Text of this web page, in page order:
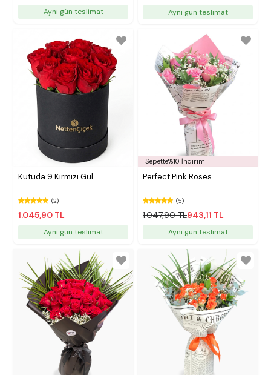
Aynı gün teslimat Aynı gün teslimat
Kutuda 9 Kırmızı Gül
(2)
1.045,90 TL
Aynı gün teslimat
Sepette%10 İndirim
Perfect Pink Roses
(5)
1.047,90 TL943,11 TL
Aynı gün teslimat